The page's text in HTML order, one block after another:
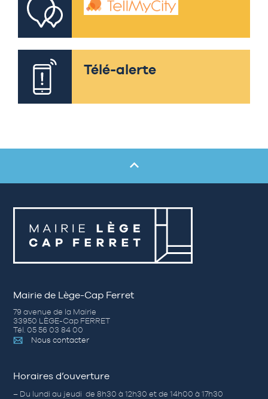
Télé-alerte
Mairie de Lège-Cap Ferret
79 avenue de la Mairie
33950 LÈGE-Cap FERRET
Tél. 05 56 03 84 00
Nous contacter
Horaires d’ouverture
– Du lundi au jeudi de 8h30 à 12h30 et de 14h00 à 17h30